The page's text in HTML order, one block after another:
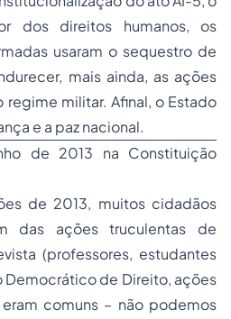
dos direitos humanos, os
usaram o sequestro de
mais ainda, as ações
regime militar. Afinal, o Estado
e a paz nacional.
de 2013 na Constituição
de 2013, muitos cidadãos
das ações truculentas de
(professores, estudantes
Democrático de Direito, ações
comuns – não podemos